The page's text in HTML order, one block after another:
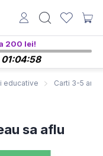
200 lei!
01:04:57
educative Carti 3-5 ani
sa aflu